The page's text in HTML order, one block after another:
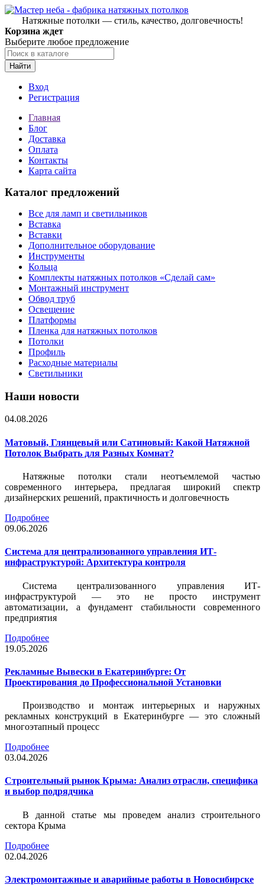
Натяжные потолки — стиль, качество, долговечность!
Корзина ждет
Выберите любое предложение
Найти
Вход
Регистрация
Главная
Блог
Доставка
Оплата
Контакты
Карта сайта
Каталог предложений
Все для ламп и светильников
Вставка
Вставки
Дополнительное оборудование
Инструменты
Кольца
Комплекты натяжных потолков «Сделай сам»
Монтажный инструмент
Обвод труб
Освещение
Платформы
Пленка для натяжных потолков
Потолки
Профиль
Расходные материалы
Светильники
Наши новости
04.08.2026
Матовый, Глянцевый или Сатиновый: Какой Натяжной
Потолок Выбрать для Разных Комнат?
Натяжные потолки стали неотъемлемой частью
современного интерьера, предлагая широкий спектр
дизайнерских решений, практичность и долговечность
Подробнее
09.06.2026
Система для централизованного управления ИТ-
инфраструктурой: Архитектура контроля
Система централизованного управления ИТ-
инфраструктурой — это не просто инструмент
автоматизации, а фундамент стабильности современного
предприятия
Подробнее
19.05.2026
Рекламные Вывески в Екатеринбурге: От
Проектирования до Профессиональной Установки
Производство и монтаж интерьерных и наружных
рекламных конструкций в Екатеринбурге — это сложный
многоэтапный процесс
Подробнее
03.04.2026
Строительный рынок Крыма: Анализ отрасли, специфика
и выбор подрядчика
В данной статье мы проведем анализ строительного
сектора Крыма
Подробнее
02.04.2026
Электромонтажные и аварийные работы в Новосибирске